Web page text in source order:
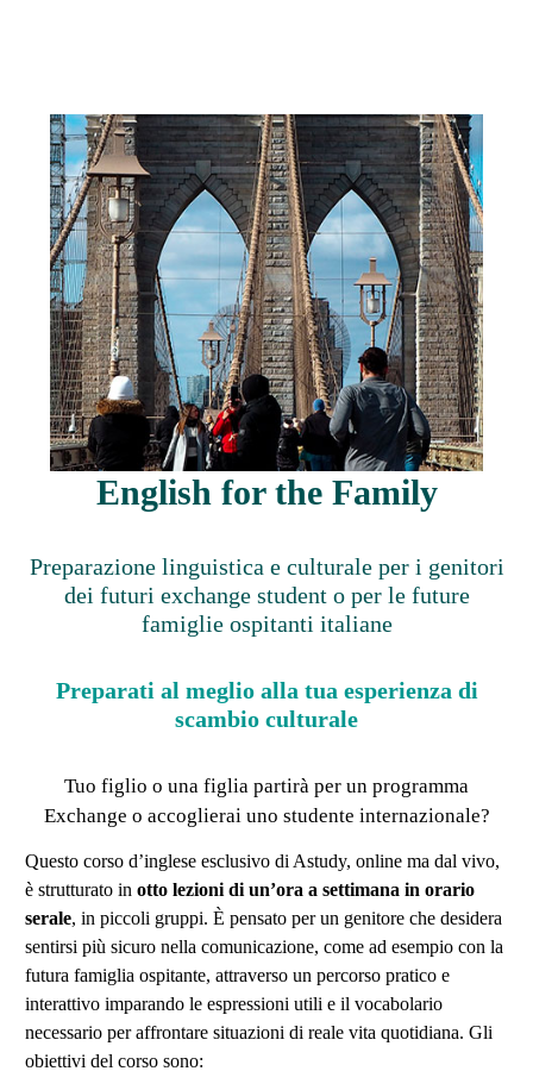
informazioni
English for the Family
Preparazione linguistica e culturale per i genitori
dei futuri exchange student o per le future
famiglie ospitanti italiane
Preparati al meglio alla tua esperienza di
scambio culturale
Tuo figlio o una figlia partirà per un programma
Exchange o accoglierai uno studente internazionale?
Questo corso d’inglese esclusivo di Astudy, online ma dal vivo,
è strutturato in otto lezioni di un’ora a settimana in orario
serale, in piccoli gruppi. È pensato per un genitore che desidera
sentirsi più sicuro nella comunicazione, come ad esempio con la
futura famiglia ospitante, attraverso un percorso pratico e
interattivo imparando le espressioni utili e il vocabolario
necessario per affrontare situazioni di reale vita quotidiana. Gli
obiettivi del corso sono: